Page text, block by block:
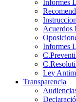
Informes
Acuerdos
Informes
Ley
Transparencia